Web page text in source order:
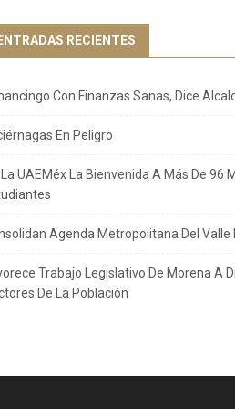
ENTRADAS RECIENTES
Con Finanzas Sanas, Dice
En Peligro
La UAEMéx La Bienvenida A Más De 96
Agenda Metropolitana Del Valle
Trabajo Legislativo De Morena A
De La Población